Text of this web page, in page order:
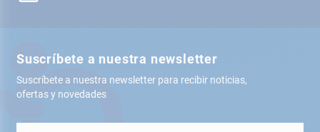
Suscríbete a nuestra newsletter
Suscríbete a nuestra newsletter para recibir noticias,
ofertas y novedades